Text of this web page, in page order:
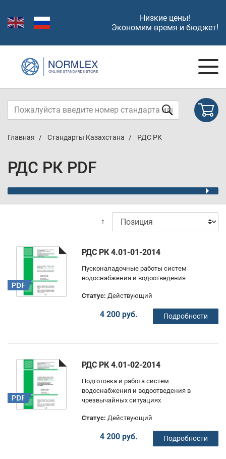
Низкие цены!
Экономим время и бюджет!
Главная Стандарты Казахстана РДС РК
РДС РК PDF
↑
РДС РК 4.01-01-2014
Пусконаладочные работы систем
водоснабжения и водоотведения
Статус: Действующий
4 200 руб. Подробности
РДС РК 4.01-02-2014
Подготовка и работа систем
водоснабжения и водоотведения в
чрезвычайных ситуациях
Статус: Действующий
4 200 руб. Подробности